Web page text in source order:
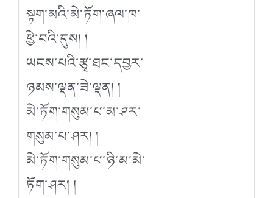
སྟག་མའི་མེ་ཏོག་ཞལ་ཁ་
ཕྱེ་བའི་དུས། །
ཡངས་པའི་རྩྭ་ཐང་དབྱར་
ཉམས་ལྡན་ཟེ་ལྡན། །
མེ་ཏོག་གསུམ་པ་མ་ཤར་
གསུམ་པ་ཤར། །
མེ་ཏོག་གསུམ་པ་ཉི་མ་མེ་
ཏོག་ཤར། །